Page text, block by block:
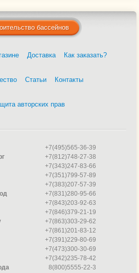
бассейнов
Доставка Как заказать?
Статьи Контакты
авторских прав
+7(495)565-36-39
+7(812)748-27-38
+7(343)247-83-66
+7(351)799-57-89
+7(383)207-57-39
+7(831)280-95-66
+7(843)203-92-63
+7(846)379-21-19
+7(863)303-29-62
+7(861)201-83-12
+7(391)229-80-69
+7(473)300-30-69
+7(342)235-78-42
8(800)5555-22-3